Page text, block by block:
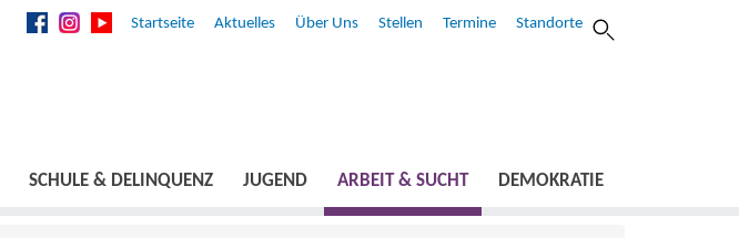
Startseite Aktuelles Über Uns Stellen Termine Standorte
SCHULE & DELINQUENZ JUGEND ARBEIT & SUCHT DEMOKRATIE